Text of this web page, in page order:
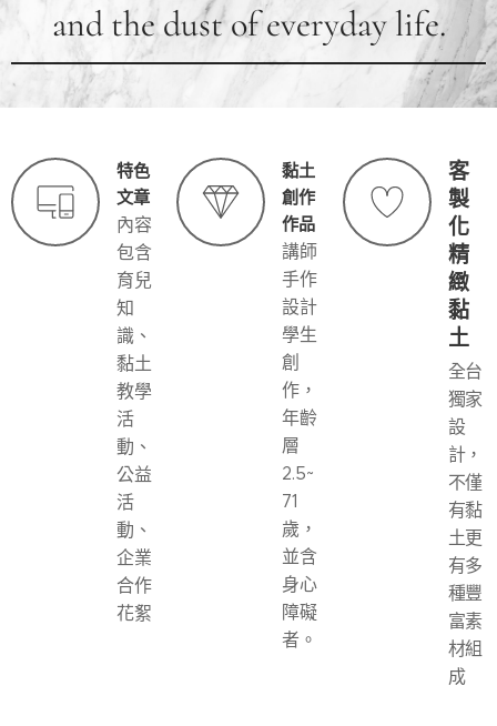
and the dust of everyday life.
特色
文章
內容
包含
育兒
知
識、
黏土
教學
活
動、
公益
活
動、
企業
合作
花絮
黏土
創作
作品
講師
手作
設計
學生
創
作，
年齡
層
2.5~
71
歲，
並含
身心
障礙
者。
客
製
化
精
緻
黏
土
全台
獨家
設
計，
不僅
有黏
土更
有多
種豐
富素
材組
成